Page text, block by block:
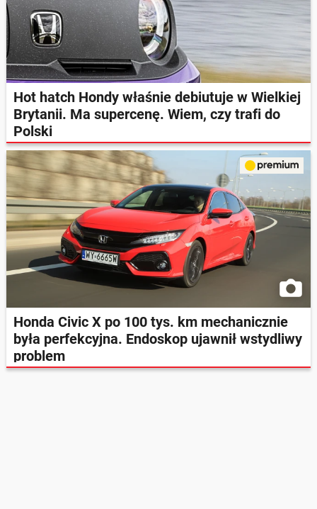
Hot hatch Hondy właśnie debiutuje w Wielkiej
Brytanii. Ma supercenę. Wiem, czy trafi do
Polski
Honda Civic X po 100 tys. km mechanicznie
była perfekcyjna. Endoskop ujawnił wstydliwy
problem